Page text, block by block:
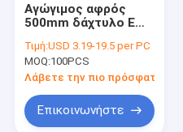
Αγώγιμος αφρός
500mm δάχτυλο EMI
προστατεύει το
υλικό
προστατευτικών
καλυμμάτων
στολισμάτων
Τιμή:USD 3.19-19.5 per PC
MOQ:100PCS
Λάβετε την πιο πρόσφατη τιμή
Επικοινωνήστε